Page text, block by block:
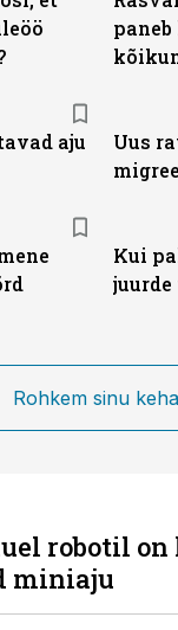
aju
Uus
Kui
juurde
Rohkem sinu
robotil on
miniaju